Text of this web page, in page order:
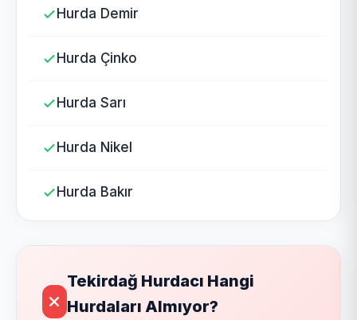
Hurda Demir
Hurda Çinko
Hurda Sarı
Hurda Nikel
Hurda Bakır
Tekirdağ Hurdacı Hangi
Hurdaları Almıyor?